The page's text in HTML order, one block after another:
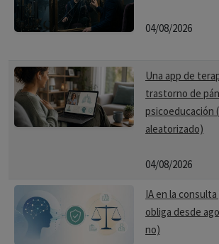
04/08/2026
Una app de
trastorno de
psicoeducación
aleatorizado)
04/08/2026
IA en la
obliga desde
no)